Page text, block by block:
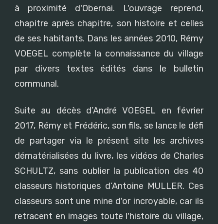
à proximité d'Obernai. L'ouvrage reprend,
chapitre après chapitre, son histoire et celles
de ses habitants. Dans les années 2010, Rémy
VOEGEL complète la connaissance du village
par divers textes édités dans le bulletin
communal.
Suite au décès d’André VOEGEL en février
2017, Rémy et Frédéric, son fils, se lance le défi
de partager via le présent site les archives
dématérialisées du livre, les vidéos de Charles
SCHULTZ, sans oublier la publication des 40
classeurs historiques d’Antoine MULLER. Ces
classeurs sont une mine d'or incroyable, car ils
retracent en images toute l'histoire du village,